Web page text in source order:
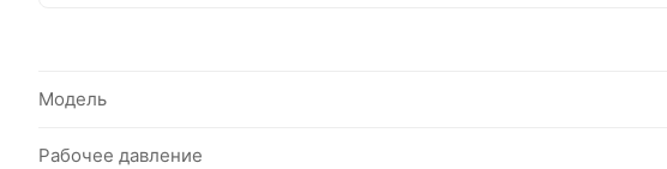
Модель
Рабочее давление